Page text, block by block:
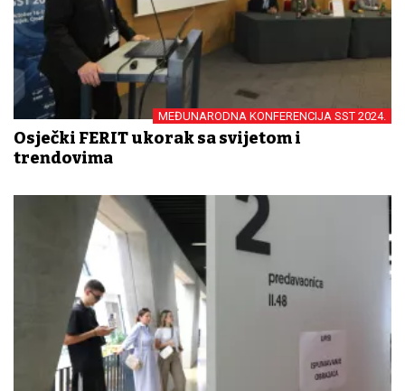
MEĐUNARODNA KONFERENCIJA SST 2024.
Osječki FERIT ukorak sa svijetom i
trendovima